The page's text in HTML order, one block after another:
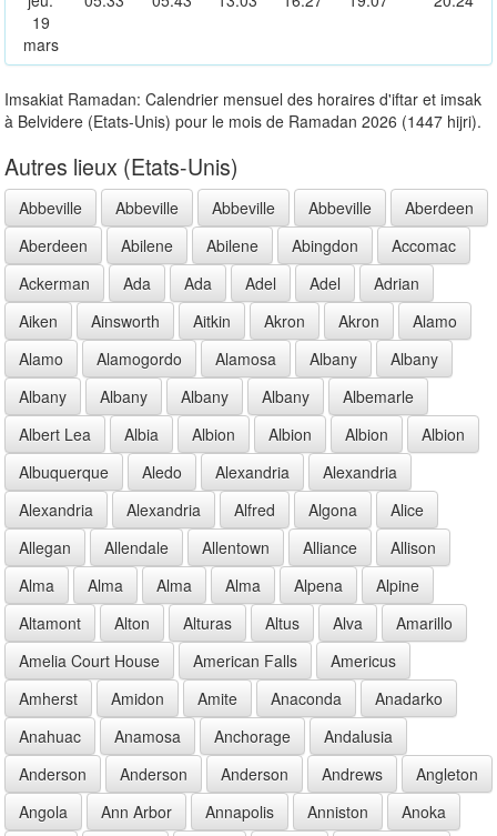
19
mars
Imsakiat Ramadan: Calendrier mensuel des horaires d'iftar et imsak
à Belvidere (Etats-Unis) pour le mois de Ramadan 2026 (1447 hijri).
Autres lieux (Etats-Unis)
Abbeville Abbeville Abbeville Abbeville
Aberdeen
Aberdeen
Abilene Abilene Abingdon
Accomac
Ackerman
Ada Ada Adel Adel
Adrian
Aiken
Ainsworth Aitkin Akron Akron
Alamo
Alamo
Alamogordo Alamosa Albany
Albany
Albany
Albany Albany Albany
Albemarle
Albert Lea
Albia Albion Albion Albion
Albion
Albuquerque
Aledo Alexandria
Alexandria
Alexandria
Alexandria Alfred Algona
Alice
Allegan
Allendale Allentown Alliance
Allison
Alma
Alma Alma Alma Alpena
Alpine
Altamont
Alton Alturas Altus Alva
Amarillo
Amelia Court House
American Falls
Americus
Amherst
Amidon Amite Anaconda
Anadarko
Anahuac
Anamosa Anchorage
Andalusia
Anderson
Anderson Anderson Andrews
Angleton
Angola
Ann Arbor Annapolis Anniston
Anoka